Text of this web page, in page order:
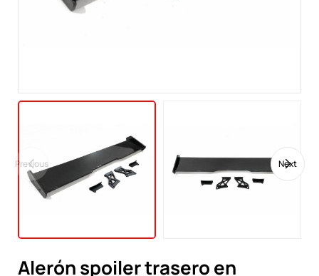
Previous Next
Alerón spoiler trasero en